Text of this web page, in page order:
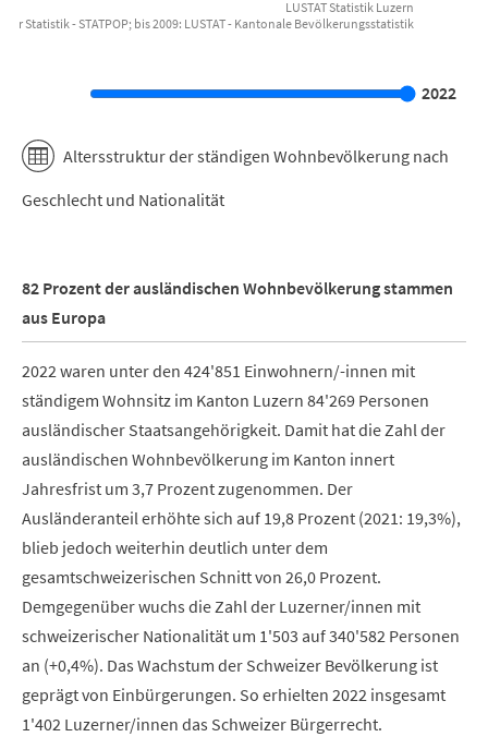
LUSTAT Statistik Luzern
Statistik - STATPOP; bis 2009: LUSTAT - Kantonale Bevölkerungsstatistik
2022
Altersstruktur der ständigen Wohnbevölkerung nach
Geschlecht und Nationalität
82 Prozent der ausländischen Wohnbevölkerung stammen
aus Europa
2022 waren unter den 424'851 Einwohnern/-innen mit
ständigem Wohnsitz im Kanton Luzern 84'269 Personen
ausländischer Staatsangehörigkeit. Damit hat die Zahl der
ausländischen Wohnbevölkerung im Kanton innert
Jahresfrist um 3,7 Prozent zugenommen. Der
Ausländeranteil erhöhte sich auf 19,8 Prozent (2021: 19,3%),
blieb jedoch weiterhin deutlich unter dem
gesamtschweizerischen Schnitt von 26,0 Prozent.
Demgegenüber wuchs die Zahl der Luzerner/innen mit
schweizerischer Nationalität um 1'503 auf 340'582 Personen
an (+0,4%). Das Wachstum der Schweizer Bevölkerung ist
geprägt von Einbürgerungen. So erhielten 2022 insgesamt
1'402 Luzerner/innen das Schweizer Bürgerrecht.